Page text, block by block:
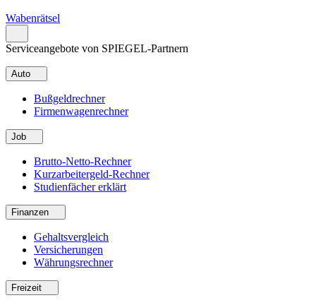
Wabenrätsel
Serviceangebote von SPIEGEL-Partnern
Auto
Bußgeldrechner
Firmenwagenrechner
Job
Brutto-Netto-Rechner
Kurzarbeitergeld-Rechner
Studienfächer erklärt
Finanzen
Gehaltsvergleich
Versicherungen
Währungsrechner
Freizeit